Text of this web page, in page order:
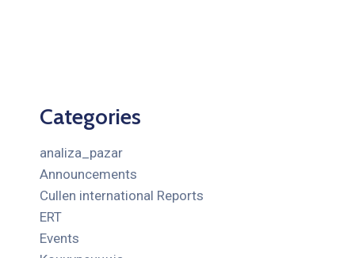
Categories
analiza_pazar
Announcements
Cullen international Reports
ERT
Events